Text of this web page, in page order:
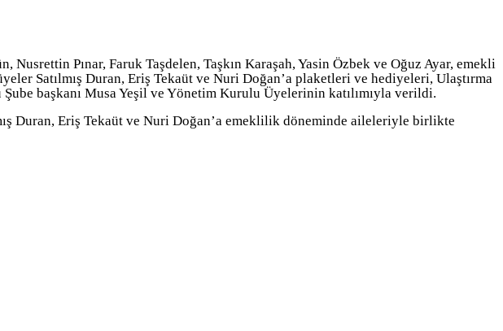
Pınar, Faruk Taşdelen, Taşkın Karaşah, Yasin Özbek ve Oğuz Ayar, emekli
Satılmış Duran, Eriş Tekaüt ve Nuri Doğan’a plaketleri ve hediyeleri, Ulaştırma
başkanı Musa Yeşil ve Yönetim Kurulu Üyelerinin katılımıyla verildi.
Duran, Eriş Tekaüt ve Nuri Doğan’a emeklilik döneminde aileleriyle birlikte